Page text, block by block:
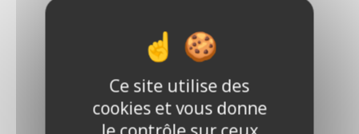
9
10
11
Ce site utilise des
cookies et vous donne